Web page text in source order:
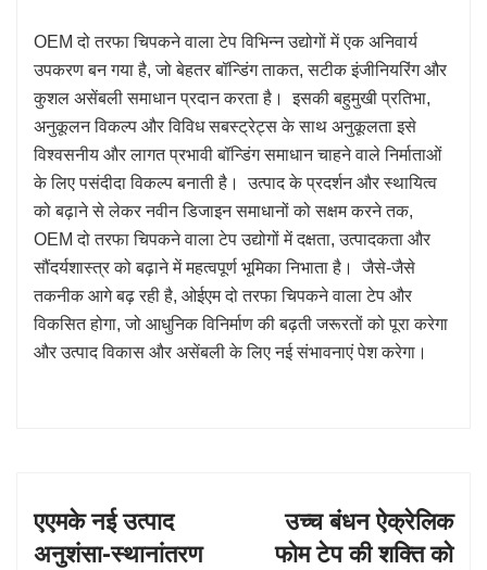
OEM दो तरफा चिपकने वाला टेप विभिन्न उद्योगों में एक अनिवार्य
उपकरण बन गया है, जो बेहतर बॉन्डिंग ताकत, सटीक इंजीनियरिंग और
कुशल असेंबली समाधान प्रदान करता है। इसकी बहुमुखी प्रतिभा,
अनुकूलन विकल्प और विविध सबस्ट्रेट्स के साथ अनुकूलता इसे
विश्वसनीय और लागत प्रभावी बॉन्डिंग समाधान चाहने वाले निर्माताओं
के लिए पसंदीदा विकल्प बनाती है। उत्पाद के प्रदर्शन और स्थायित्व
को बढ़ाने से लेकर नवीन डिजाइन समाधानों को सक्षम करने तक,
OEM दो तरफा चिपकने वाला टेप उद्योगों में दक्षता, उत्पादकता और
सौंदर्यशास्त्र को बढ़ाने में महत्वपूर्ण भूमिका निभाता है। जैसे-जैसे
तकनीक आगे बढ़ रही है, ओईएम दो तरफा चिपकने वाला टेप और
विकसित होगा, जो आधुनिक विनिर्माण की बढ़ती जरूरतों को पूरा करेगा
और उत्पाद विकास और असेंबली के लिए नई संभावनाएं पेश करेगा।
एएमके नई उत्पाद
अनुशंसा-स्थानांतरण
उच्च बंधन ऐक्रेलिक
फोम टेप की शक्ति को